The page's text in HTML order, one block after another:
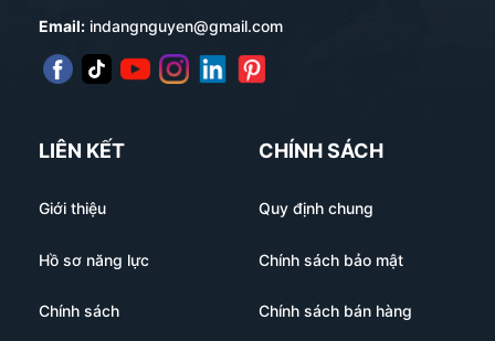
Email: indangnguyen@gmail.com
LIÊN KẾT
Giới thiệu
Hồ sơ năng lực
Chính sách
CHÍNH SÁCH
Quy định chung
Chính sách bảo mật
Chính sách bán hàng